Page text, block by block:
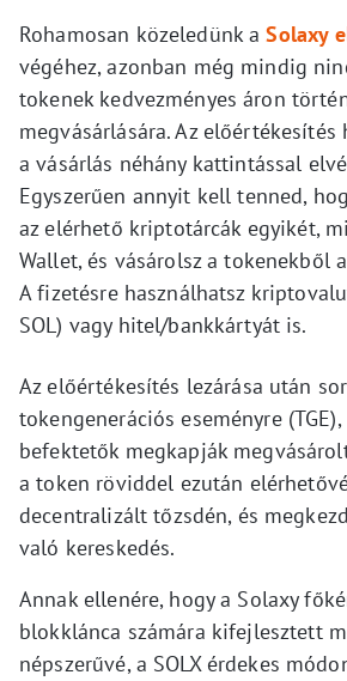
Rohamosan közeledünk aSolaxy
végéhez, azonban még mindig
tokenek kedvezményes áron
megvásárlására. Az
a vásárlás néhány kattintással
Egyszerűen annyit kell tenned,
az elérhető kriptotárcák egyikét,
Wallet, és vásárolsz a tokenekből
A fizetésre használhatsz
SOL) vagy hitel/bankkártyát is.
Az előértékesítés lezárása után
tokengenerációs eseményre
befektetők megkapják
a token röviddel ezután
decentralizált tőzsdén, és
való kereskedés.
Annak ellenére, hogy a Solaxy
blokklánca számára kifejlesztett
népszerűvé, a SOLX érdekes